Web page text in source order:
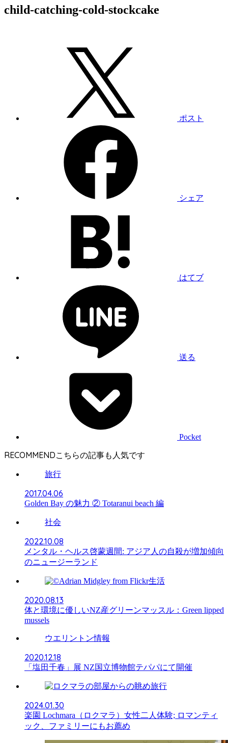
child-catching-cold-stockcake
ポスト
シェア
はてブ
送る
Pocket
RECOMMEND
旅行
2017.04.06
Golden Bay の魅力 ② Totaranui beach 編
社会
2022.10.08
メンタル・ヘルス啓蒙週間: アジア人の自殺が増加傾向
のニュージーランド
生活
2020.08.13
体と環境に優しいNZ産グリーンマッスル：Green lipped
mussels
ウエリントン情報
2020.12.18
「塩田千春」展 NZ国立博物館テパパにて開催
旅行
2024.01.30
楽園 Lochmara（ロクマラ）女性二人体験; ロマンティ
ック、ファミリーにもお薦め